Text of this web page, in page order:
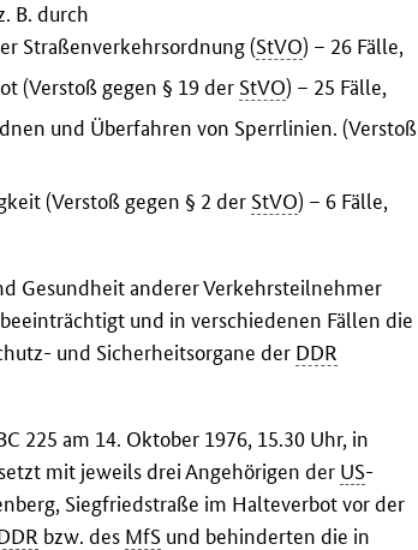
B. durch
Straßenverkehrsordnung (StVO) – 26 Fälle,
(Verstoß gegen § 19 der StVO) – 25 Fälle,
und Überfahren von Sperrlinien. (Verstoß
(Verstoß gegen § 2 der StVO) – 6 Fälle,
Gesundheit anderer Verkehrsteilnehmer
und in verschiedenen Fällen die
und Sicherheitsorgane der DDR
225 am 14. Oktober 1976, 15.30 Uhr, in
mit jeweils drei Angehörigen der US-
Siegfriedstraße im Halteverbot vor der
bzw. des MfS und behinderten die in